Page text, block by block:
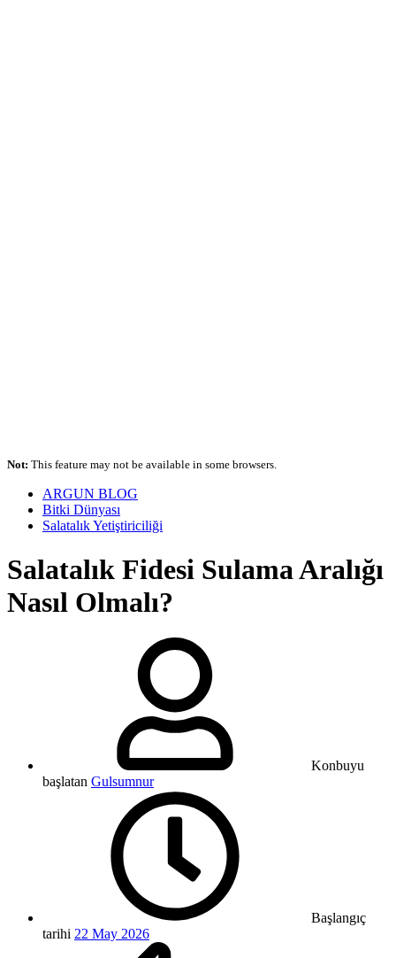
Not: This feature may not be available in some browsers.
ARGUN BLOG
Bitki Dünyası
Salatalık Yetiştiriciliği
Salatalık Fidesi Sulama Aralığı
Nasıl Olmalı?
Konbuyu
başlatan Gulsumnur
Başlangıç
tarihi 22 May 2026